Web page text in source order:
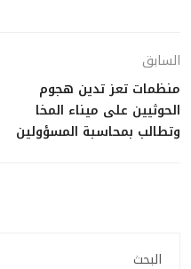
السابق
منظمات تعز تدين هجوم
الحوثيين على ميناء المخا
وتطالب بمحاسبة المسؤولين